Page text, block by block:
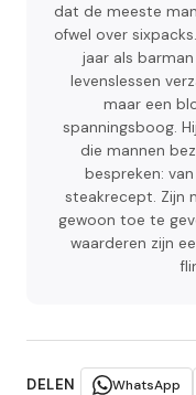
dat de meeste
ofwel over
jaar als
levenslessen
maar een
spanningsboog.
die mannen
bespreken:
steakrecept. Zijn
gewoon toe te
waarderen zijn
DELEN WhatsApp